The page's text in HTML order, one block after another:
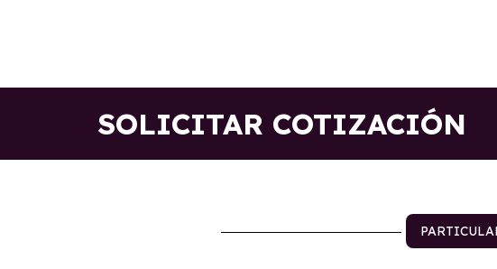
SOLICITAR COTIZACIÓN